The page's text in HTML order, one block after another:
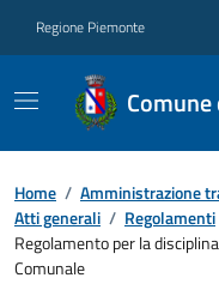
Regione Piemonte
Home / Amministrazione
Atti generali / Regolamenti
Regolamento per la
Comunale